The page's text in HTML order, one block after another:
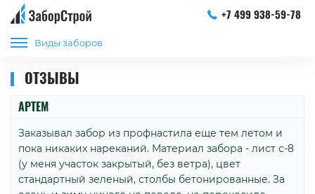
+7 499 938-59-78
Виды заборов
ОТЗЫВЫ
АРТЕМ
Заказывал забор из профнастила еще тем летом и
пока никаких нареканий. Материал забора - лист с-8
(у меня участок закрытый, без ветра), цвет
стандартный зеленый, столбы бетонированные. За